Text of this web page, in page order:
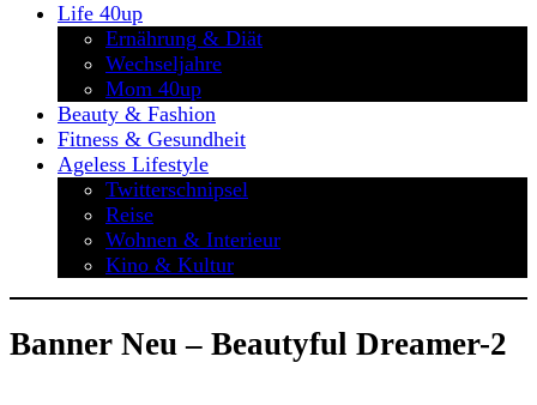
Life 40up
Ernährung & Diät
Wechseljahre
Mom 40up
Beauty & Fashion
Fitness & Gesundheit
Ageless Lifestyle
Twitterschnipsel
Reise
Wohnen & Interieur
Kino & Kultur
Banner Neu – Beautyful Dreamer-2